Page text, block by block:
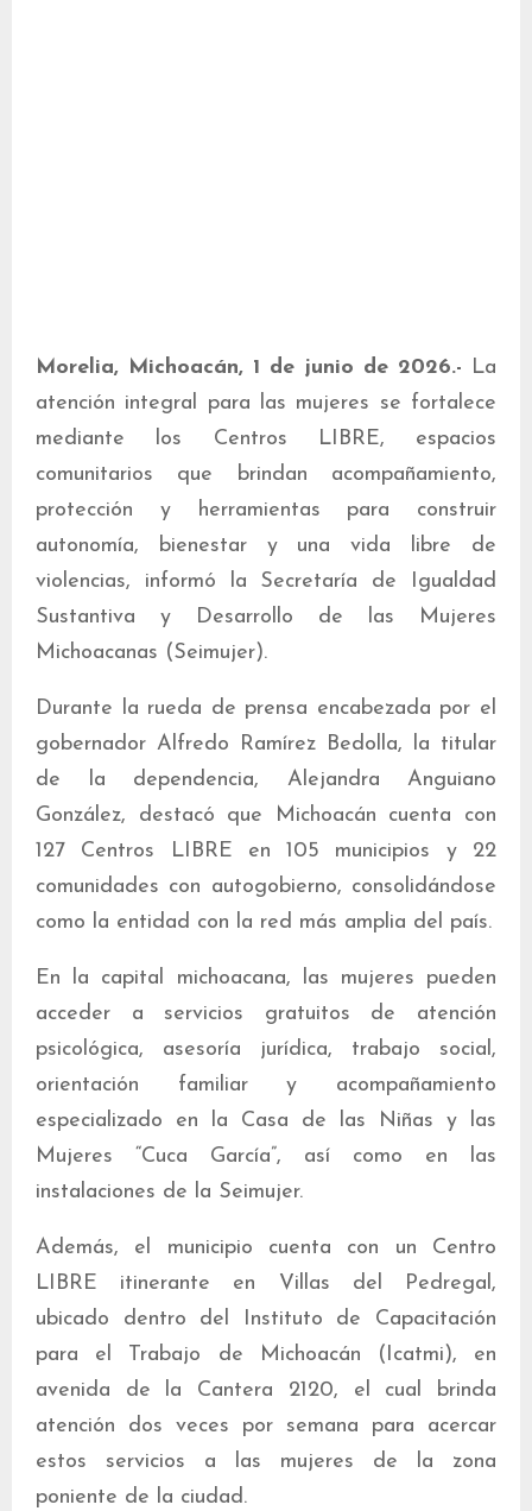
Morelia, Michoacán, 1 de junio de 2026.- La
atención integral para las mujeres se fortalece
mediante los Centros LIBRE, espacios
comunitarios que brindan acompañamiento,
protección y herramientas para construir
autonomía, bienestar y una vida libre de
violencias, informó la Secretaría de Igualdad
Sustantiva y Desarrollo de las Mujeres
Michoacanas (Seimujer).
Durante la rueda de prensa encabezada por el
gobernador Alfredo Ramírez Bedolla, la titular
de la dependencia, Alejandra Anguiano
González, destacó que Michoacán cuenta con
127 Centros LIBRE en 105 municipios y 22
comunidades con autogobierno, consolidándose
como la entidad con la red más amplia del país.
En la capital michoacana, las mujeres pueden
acceder a servicios gratuitos de atención
psicológica, asesoría jurídica, trabajo social,
orientación familiar y acompañamiento
especializado en la Casa de las Niñas y las
Mujeres “Cuca García”, así como en las
instalaciones de la Seimujer.
Además, el municipio cuenta con un Centro
LIBRE itinerante en Villas del Pedregal,
ubicado dentro del Instituto de Capacitación
para el Trabajo de Michoacán (Icatmi), en
avenida de la Cantera 2120, el cual brinda
atención dos veces por semana para acercar
estos servicios a las mujeres de la zona
poniente de la ciudad.